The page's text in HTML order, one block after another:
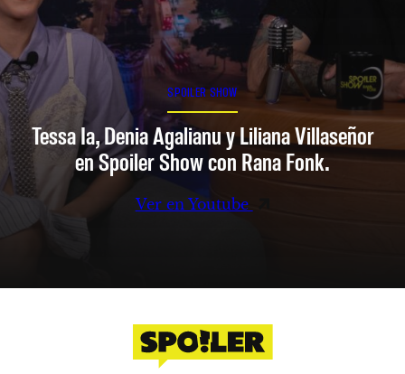
SPOILER SHOW
Tessa Ia, Denia Agalianu y Liliana Villaseñor
en Spoiler Show con Rana Fonk.
Ver en Youtube